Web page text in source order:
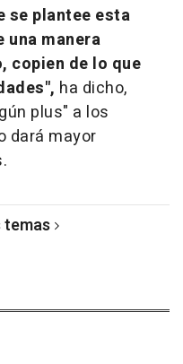
se plantee esta
una manera
copien de lo que
ha dicho,
plus" a los
dará mayor
temas